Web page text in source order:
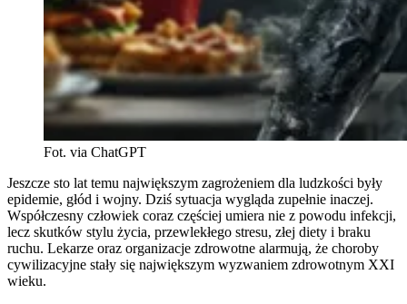
Fot. via ChatGPT
Jeszcze sto lat temu największym zagrożeniem dla ludzkości były
epidemie, głód i wojny. Dziś sytuacja wygląda zupełnie inaczej.
Współczesny człowiek coraz częściej umiera nie z powodu infekcji,
lecz skutków stylu życia, przewlekłego stresu, złej diety i braku
ruchu. Lekarze oraz organizacje zdrowotne alarmują, że choroby
cywilizacyjne stały się największym wyzwaniem zdrowotnym XXI
wieku.